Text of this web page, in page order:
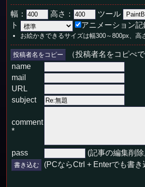
幅： 高さ： ツール
ト
アニメーション記
お絵かきできるサイズは幅300～800px、高
投稿者名をコピー
（投稿者名をコピぺで
name
mail
URL
subject
comment
*
pass
(記事の編集削
(PCならCtrl + Enterでも書き